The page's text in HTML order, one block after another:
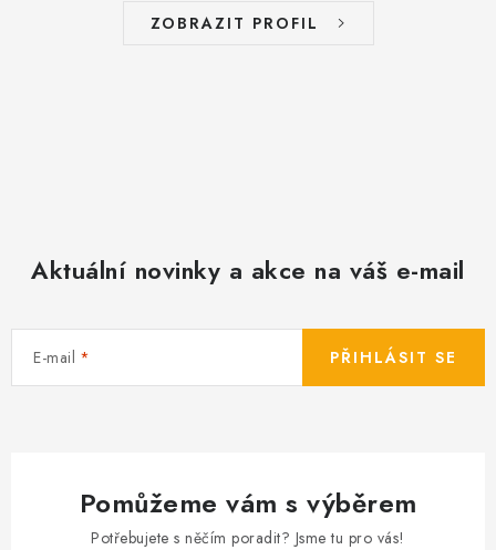
ZOBRAZIT PROFIL
Aktuální novinky a akce na váš e-mail
E-mail PŘIHLÁSIT SE
Pomůžeme vám s výběrem
Potřebujete s něčím poradit? Jsme tu pro vás!